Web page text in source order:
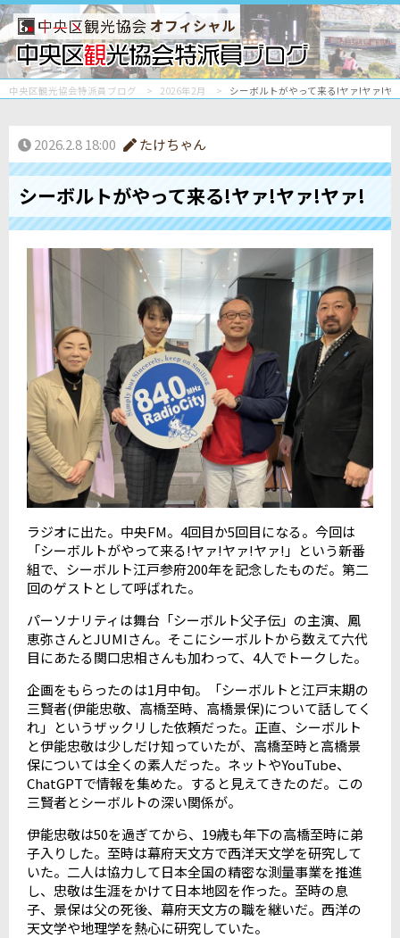
オフィシャル
中央区観光協会特派員ブログ 2026年2月 シーボルトがやって来る!ヤァ!ヤァ!ヤ
2026.2.8 18:00 たけちゃん
シーボルトがやって来る!ヤァ!ヤァ!ヤァ!
ラジオに出た。中央FM。 4回目か5回目になる。今回は
「シーボルトがやって来る!ヤァ!ヤァ!ヤァ! 」という新番
組で、シーボルト江戸参府200年を記念したものだ。第二
回のゲストとして呼ばれた。
パーソナリティは舞台「シーボルト父子伝」の主演、鳳
恵弥さんとJUMIさん。そこにシーボルトから数えて六代
目にあたる関口忠相さんも加わって、 4人でトークした。
企画をもらったのは1月中旬。「シーボルトと江戸末期の
三賢者(伊能忠敬、高橋至時、高橋景保)について話してく
れ」というザックリした依頼だった。正直、シーボルト
と伊能忠敬は少しだけ知っていたが、高橋至時と高橋景
保については全くの素人だった。ネットやYouTube、
ChatGPTで情報を集めた。すると見えてきたのだ。この
三賢者とシーボルトの深い関係が。
伊能忠敬は50を過ぎてから、 19歳も年下の高橋至時に弟
子入りした。至時は幕府天文方で西洋天文学を研究して
いた。二人は協力して日本全国の精密な測量事業を推進
し、忠敬は生涯をかけて日本地図を作った。至時の息
子、景保は父の死後、幕府天文方の職を継いだ。西洋の
天文学や地理学を熱心に研究していた。